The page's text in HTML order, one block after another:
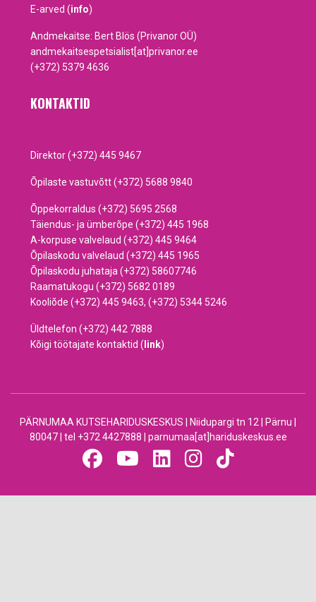
E-arved (info)
Andmekaitse: Bert Blös (Privanor OÜ)
andmekaitsespetsialist[at]privanor.ee
(+372) 5379 4636
KONTAKTID
Direktor (+372) 445 9467
Õpilaste vastuvõtt (+372) 5688 9840
Õppekorraldus (+372) 5695 2568
Täiendus- ja ümberõpe (+372) 445 1968
A-korpuse valvelaud (+372) 445 9464
Õpilaskodu valvelaud (+372) 445 1965
Õpilaskodu juhataja (+372) 58607746
Raamatukogu (+372) 5682 0189
Kooliõde (+372) 445 9463, (+372) 5344 5246
Üldtelefon (+372) 442 7888
Kõigi töötajate kontaktid ( link)
PÄRNUMAA KUTSEHARIDUSKESKUS | Niidupargi tn 12 | Pärnu |
80047 | tel +372 4427888 | parnumaa[at]hariduskeskus.ee